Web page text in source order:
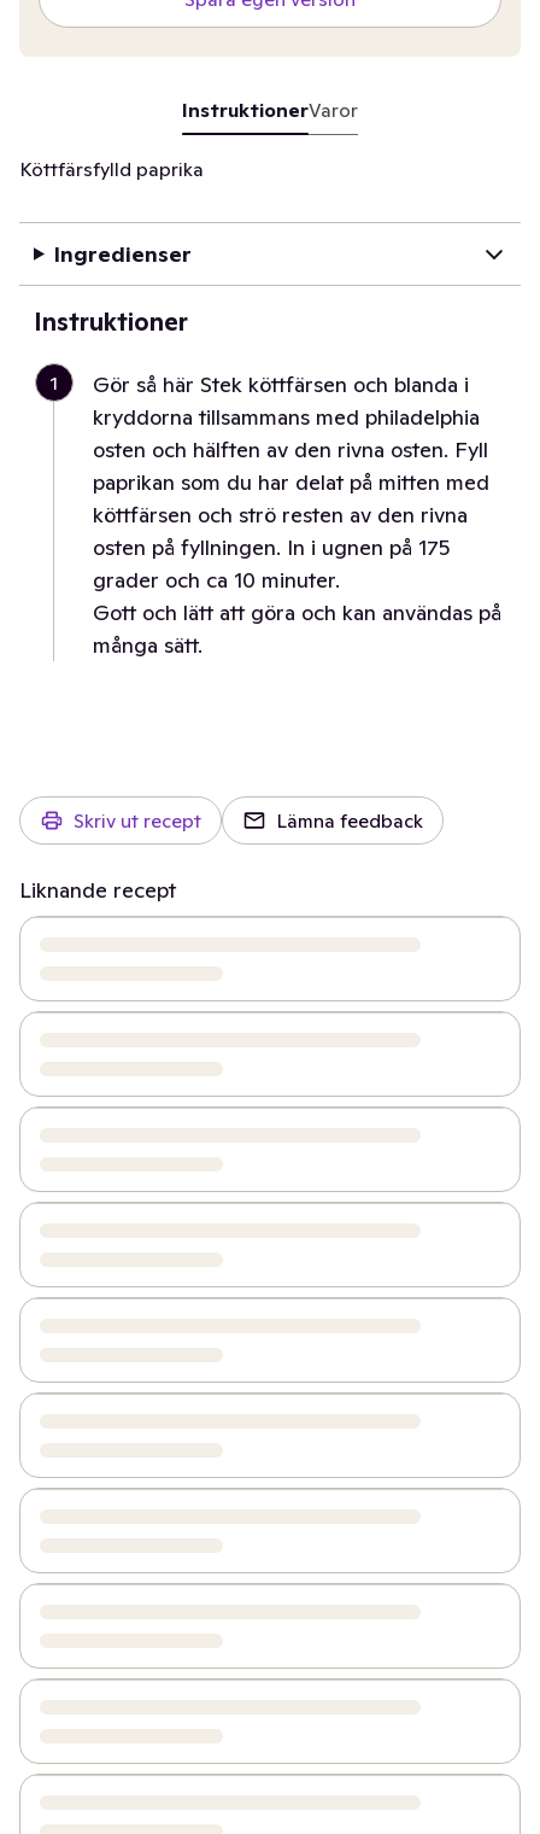
InstruktionerVaror
Köttfärsfylld paprika
Ingredienser
Instruktioner
1
Gör så här Stek köttfärsen och blanda i
kryddorna tillsammans med philadelphia
osten och hälften av den rivna osten. Fyll
paprikan som du har delat på mitten med
köttfärsen och strö resten av den rivna
osten på fyllningen. In i ugnen på 175
grader och ca 10 minuter.
Gott och lätt att göra och kan användas på
många sätt.
Skriv ut recept Lämna feedback
Liknande recept